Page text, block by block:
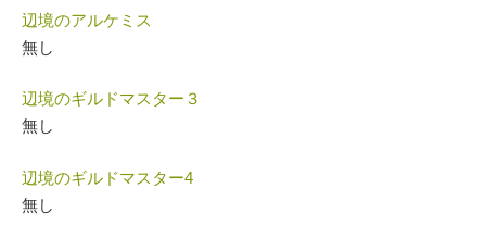
辺境のアルケミス
無し
辺境のギルドマスター３
無し
辺境のギルドマスター4
無し